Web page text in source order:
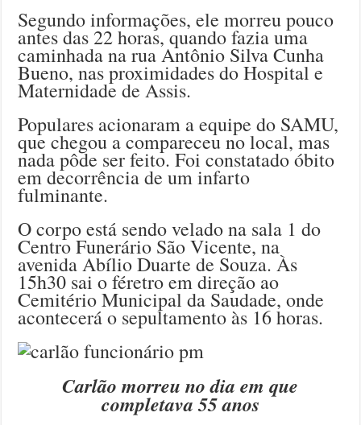
Segundo informações, ele morreu pouco
antes das 22 horas, quando fazia uma
caminhada na rua Antônio Silva Cunha
Bueno, nas proximidades do Hospital e
Maternidade de Assis.
Populares acionaram a equipe do SAMU,
que chegou a compareceu no local, mas
nada pôde ser feito. Foi constatado óbito
em decorrência de um infarto
fulminante.
O corpo está sendo velado na sala 1 do
Centro Funerário São Vicente, na
avenida Abílio Duarte de Souza. Às
15h30 sai o féretro em direção ao
Cemitério Municipal da Saudade, onde
acontecerá o sepultamento às 16 horas.
Carlão morreu no dia em que
completava 55 anos